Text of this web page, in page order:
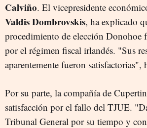
Calviño. El vicepresidente
Valdis Dombrovskis, ha explicado
procedimiento de elección Donohoe
por el régimen fiscal irlandés. "Sus
aparentemente fueron satisfactorias",
Por su parte, la compañía de
satisfacción por el fallo del TJUE.
Tribunal General por su tiempo y